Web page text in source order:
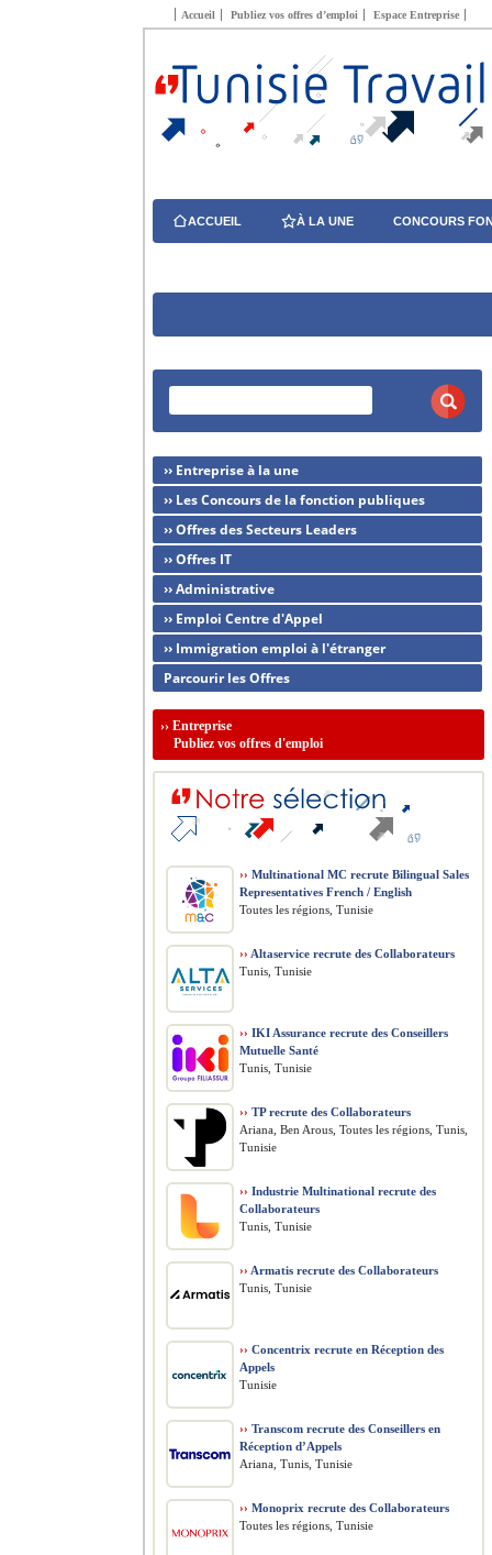
Accueil Publiez vos offres d’emploi Espace Entreprise
ACCUEIL À LA UNE CONCOURS
›› Entreprise à la une
›› Les Concours de la fonction publiques
›› Offres des Secteurs Leaders
›› Offres IT
›› Administrative
›› Emploi Centre d'Appel
›› Immigration emploi à l'étranger
Parcourir les Offres
›› Entreprise
Publiez vos offres d'emploi
›› Multinational MC recrute Bilingual Sales
Representatives French / English
Toutes les régions, Tunisie
›› Altaservice recrute des Collaborateurs
Tunis, Tunisie
›› IKI Assurance recrute des Conseillers
Mutuelle Santé
Tunis, Tunisie
›› TP recrute des Collaborateurs
Ariana, Ben Arous, Toutes les régions, Tunis,
Tunisie
›› Industrie Multinational recrute des
Collaborateurs
Tunis, Tunisie
›› Armatis recrute des Collaborateurs
Tunis, Tunisie
›› Concentrix recrute en Réception des
Appels
Tunisie
›› Transcom recrute des Conseillers en
Réception d’Appels
Ariana, Tunis, Tunisie
›› Monoprix recrute des Collaborateurs
Toutes les régions, Tunisie